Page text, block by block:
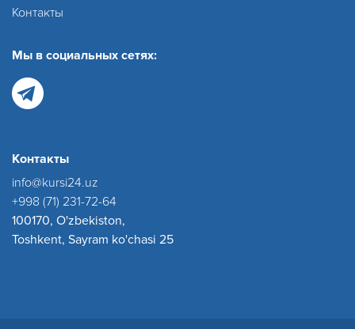
Контакты
Мы в социальных сетях:
Контакты
info@kursi24.uz
+998 (71) 231-72-64
100170, O'zbekiston,
Toshkent, Sayram ko'chasi 25